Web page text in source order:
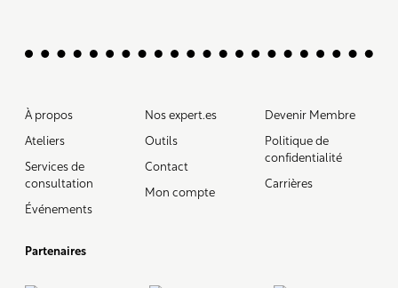
À propos
Ateliers
Services de
consultation
Événements
Nos expert.es
Outils
Contact
Mon compte
Devenir Membre
Politique de
confidentialité
Carrières
Partenaires